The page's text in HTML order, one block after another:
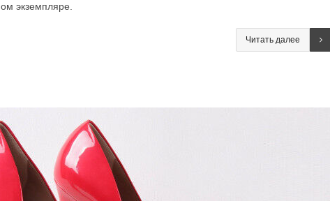
экземпляре.
Читать далее